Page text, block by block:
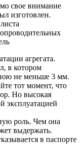
свое внимание
изготовлен.
агрегата.
в котором
не меньше 3 мм.
тот момент, что
Но высокая
эксплуатацией
роль. Чем она
выдержать.
в паспорте